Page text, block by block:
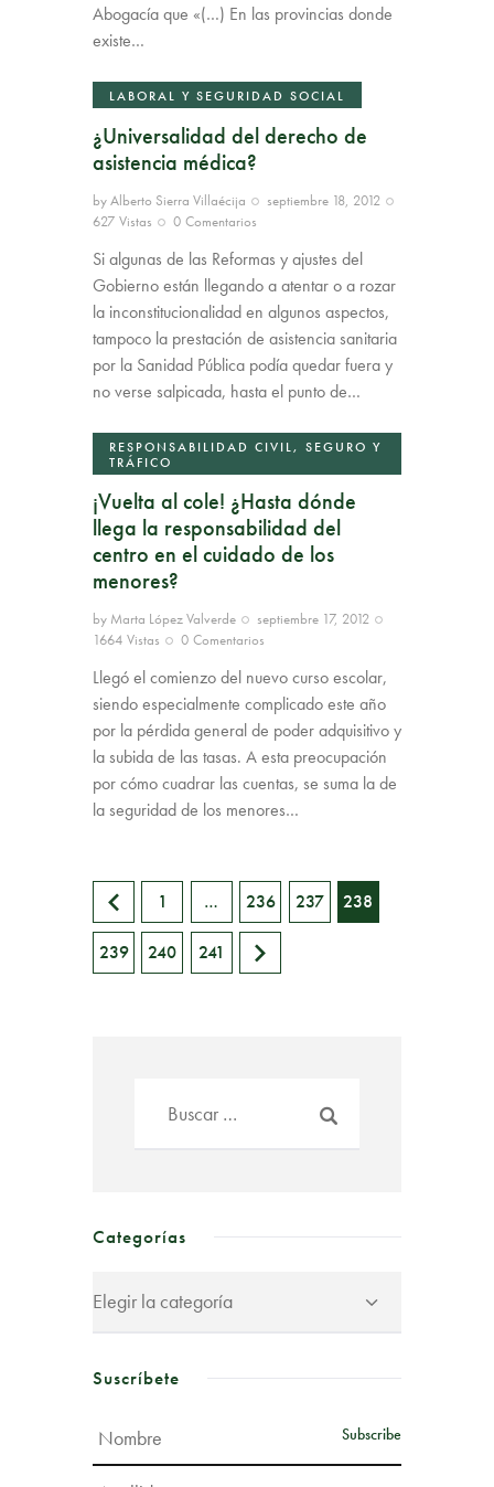
Abogacía que «(…) En las provincias donde
existe…
LABORAL Y SEGURIDAD SOCIAL
¿Universalidad del derecho de
asistencia médica?
byAlberto Sierra Villaécija
septiembre 18, 2012
627 Vistas 0 Comentarios
Si algunas de las Reformas y ajustes del
Gobierno están llegando a atentar o a rozar
la inconstitucionalidad en algunos aspectos,
tampoco la prestación de asistencia sanitaria
por la Sanidad Pública podía quedar fuera y
no verse salpicada, hasta el punto de…
RESPONSABILIDAD CIVIL, SEGURO Y
TRÁFICO
¡Vuelta al cole! ¿Hasta dónde
llega la responsabilidad del
centro en el cuidado de los
menores?
by Marta López Valverde
septiembre 17, 2012
1664 Vistas 0 Comentarios
Llegó el comienzo del nuevo curso escolar,
siendo especialmente complicado este año
por la pérdida general de poder adquisitivo y
la subida de las tasas. A esta preocupación
por cómo cuadrar las cuentas, se suma la de
la seguridad de los menores…
1 … 236 237 238
239 240 241
>
Categorías
Suscríbete